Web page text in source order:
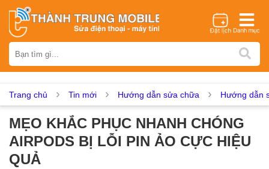
iPhone Samsung Oppo Xiaomi Realme Vivo
Nokia
Asus Sony Vertu LG Tecno
Dịch vụ sửa chữa
Thay màn hình Thay camera
Trang chủ Tin mới Hướng dẫn sửa chữa Hướng dẫn
MẸO KHẮC PHỤC NHANH CHÓNG
AIRPODS BỊ LỖI PIN ẢO CỰC HIỆU
QUẢ